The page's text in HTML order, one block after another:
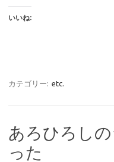
いいね:
カテゴリー: etc.
あろひろし
った